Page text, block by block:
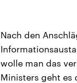
Nach den
wolle man das
Ministers geht es